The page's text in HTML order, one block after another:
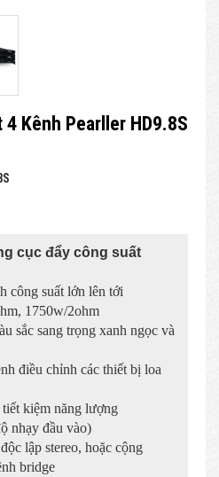
Kênh Pearller HD9.8S
cục đẩy công suất
công suất lớn lên tới
1750w/2ohm
sắc sang trọng xanh ngọc và
điều chỉnh các thiết bị loa
kiệm năng lượng
nhạy đầu vào)
lập stereo, hoặc cộng
bridge